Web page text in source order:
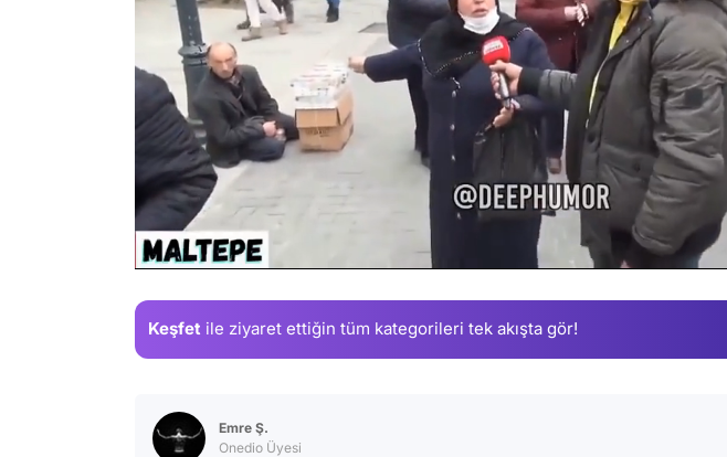
/
Keşfet ile ziyaret ettiğin tüm kategorileri tek akışta gör!
Emre Ş.
Onedio Üyesi